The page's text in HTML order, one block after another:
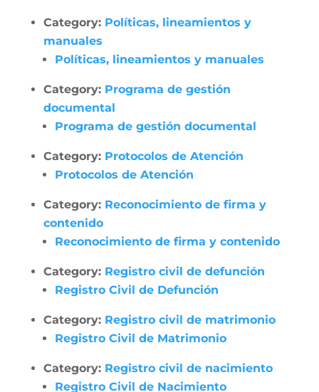
Category: Políticas, lineamientos y
manuales
Políticas, lineamientos y manuales
Category: Programa de gestión
documental
Programa de gestión documental
Category: Protocolos de Atención
Protocolos de Atención
Category: Reconocimiento de firma y
contenido
Reconocimiento de firma y contenido
Category: Registro civil de defunción
Registro Civil de Defunción
Category: Registro civil de matrimonio
Registro Civil de Matrimonio
Category: Registro civil de nacimiento
Registro Civil de Nacimiento